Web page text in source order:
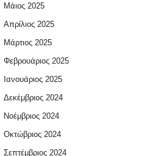
Μάιος 2025
Απρίλιος 2025
Μάρτιος 2025
Φεβρουάριος 2025
Ιανουάριος 2025
Δεκέμβριος 2024
Νοέμβριος 2024
Οκτώβριος 2024
Σεπτέμβριος 2024